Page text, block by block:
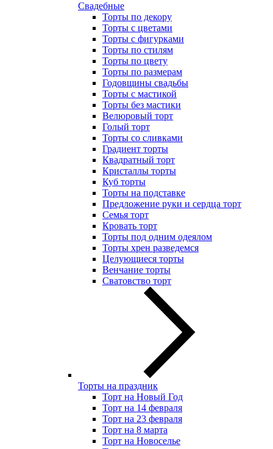
Свадебные
Торты по декору
Торты с цветами
Торты с фигурками
Торты по стилям
Торты по цвету
Торты по размерам
Годовщины свадьбы
Торты с мастикой
Торты без мастики
Велюровый торт
Голый торт
Торты со сливками
Градиент торты
Квадратный торт
Кристаллы торты
Куб торты
Торты на подставке
Предложение руки и сердца торт
Семья торт
Кровать торт
Торты под одним одеялом
Торты хрен разведемся
Целующиеся торты
Венчание торты
Сватовство торт
Торты на праздник
Торт на Новый Год
Торт на 14 февраля
Торт на 23 февраля
Торт на 8 марта
Торт на Новоселье